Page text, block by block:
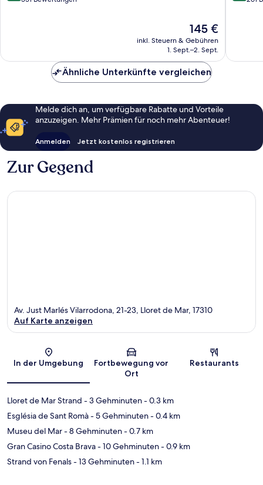
Der
Preis
beträgt
145 €
inkl. Steuern & Gebühren
1. Sept.–2. Sept.
Ähnliche Unterkünfte vergleichen
Melde dich an, um verfügbare Rabatte und Vorteile
anzuzeigen. Mehr Prämien für noch mehr Abenteuer!
Anmelden Jetzt kostenlos registrieren
Zur Gegend
Karte
Av. Just Marlés Vilarrodona, 21-23, Lloret de Mar, 17310
Auf Karte anzeigen
In der Umgebung
Fortbewegung vor
Ort
Restaurants
Lloret de Mar Strand - 3 Gehminuten- 0.3 km
Església de Sant Romà- 5 Gehminuten- 0.4 km
Museu del Mar- 8 Gehminuten- 0.7 km
Gran Casino Costa Brava- 10 Gehminuten- 0.9 km
Strand von Fenals- 13 Gehminuten- 1.1 km